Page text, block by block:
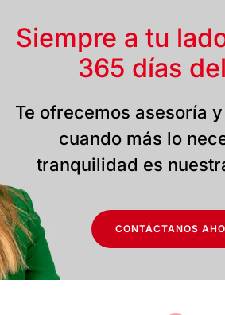
Siempre a tu
365 días
Te ofrecemos asesoría
cuando más lo
tranquilidad es
CONTÁCTANOS